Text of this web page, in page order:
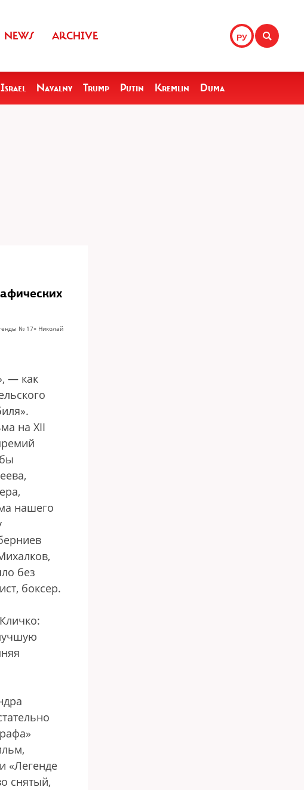
РУ
NEWS ARCHIVE
Israel Navalny Trump Putin Kremlin Duma
№ 17» Николай
— как
на XII
нашего
без
боксер.
«Легенде
снятый,